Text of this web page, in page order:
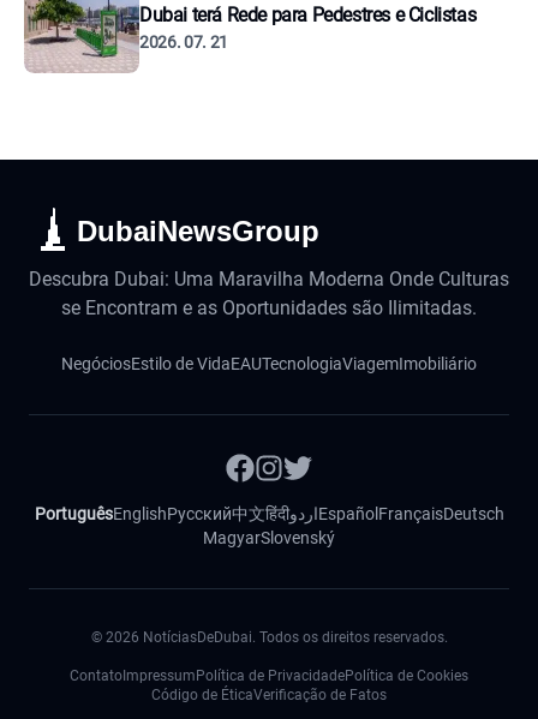
Dubai terá Rede para Pedestres e Ciclistas
2026. 07. 21
DubaiNewsGroup
Descubra Dubai: Uma Maravilha Moderna Onde Culturas
se Encontram e as Oportunidades são Ilimitadas.
NegóciosEstilo de VidaEAUTecnologiaViagemImobiliário
PortuguêsEnglishРусский中文हिंदीاردوEspañol FrançaisDeutsch
MagyarSlovenský
© 2026 NotíciasDeDubai. Todos os direitos reservados.
Contato Impressum Política de PrivacidadePolítica de Cookies
Código de ÉticaVerificação de Fatos